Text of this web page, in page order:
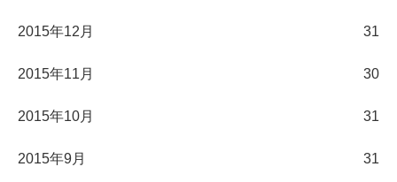
2015年12月 31
2015年11月 30
2015年10月 31
2015年9月 31